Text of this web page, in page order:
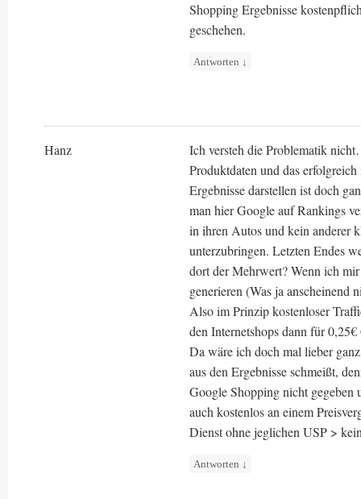
Shopping Ergebnisse
geschehen.
Antworten ↓
Hanz
Ich versteh die Problematik
Produktdaten und das
Ergebnisse darstellen ist doch
man hier Google auf Rankings
in ihren Autos und kein anderer
unterzubringen. Letzten Endes
dort der Mehrwert? Wenn ich
generieren (Was ja
Also im Prinzip kostenloser
den Internetshops dann für
Da wäre ich doch mal lieber
aus den Ergebnisse schmeißt,
Google Shopping nicht gegeben
auch kostenlos an einem
Dienst ohne jeglichen USP >
Antworten ↓